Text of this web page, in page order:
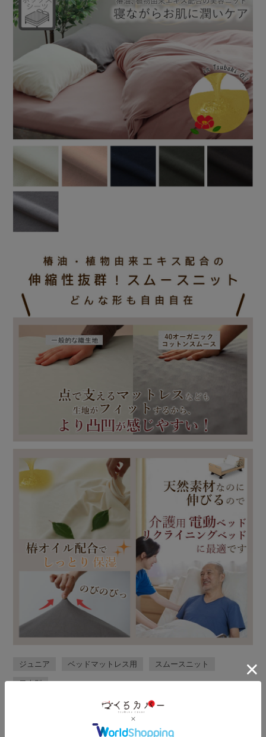
ジュニア ベッドマットレス用 スムースニット
日本製
保湿力としっとりとした肌触りを実現！椿油・植物